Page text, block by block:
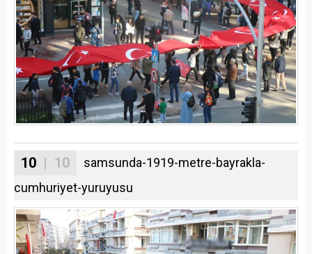
10 | 10
samsunda-1919-metre-bayrakla-
cumhuriyet-yuruyusu